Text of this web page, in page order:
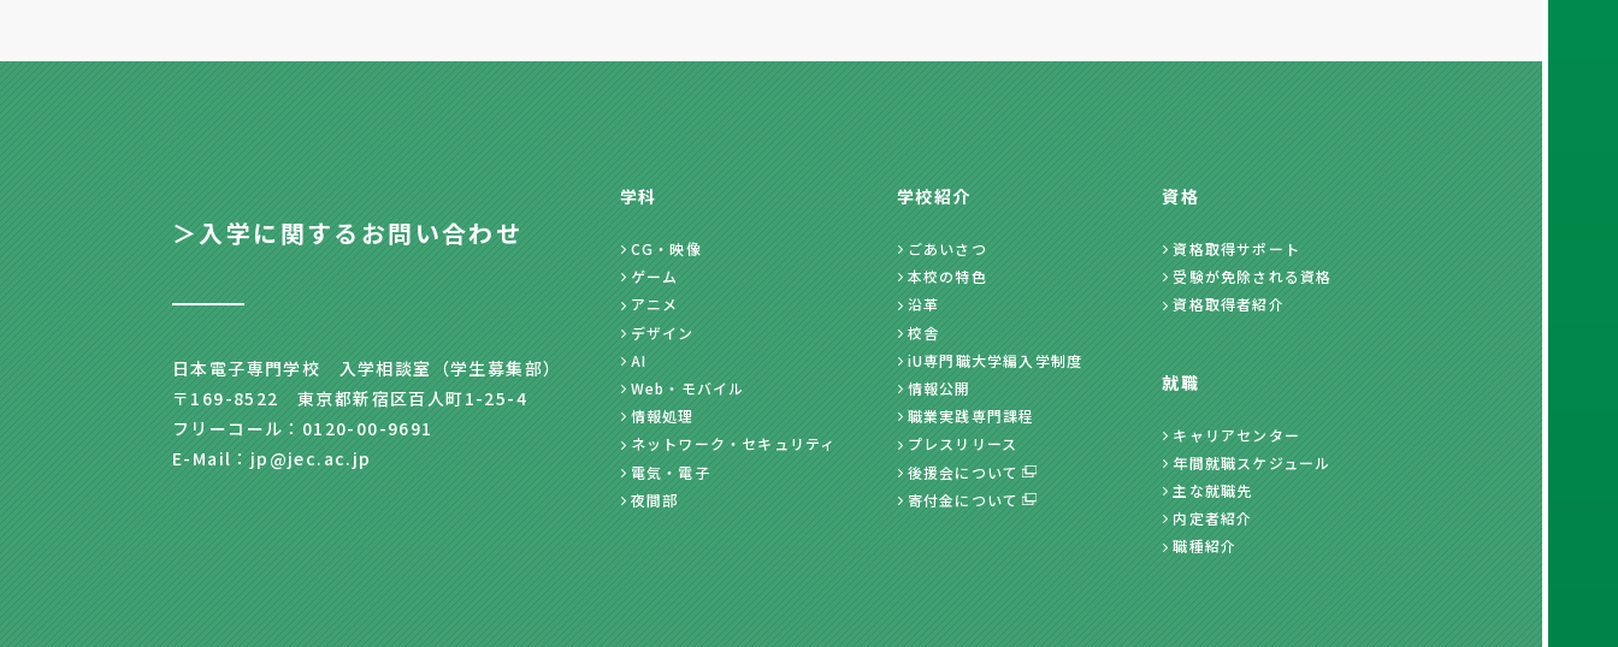
＞入学に関するお問い合わせ
日本電子専門学校 入学相談室（学生募集部）
〒169-8522 東京都新宿区百人町1-25-4
フリーコール：0120-00-9691
E-Mail：jp@jec.ac.jp
学科
CG・映像
ゲーム
アニメ
デザイン
AI
Web・モバイル
情報処理
ネットワーク・セキュリティ
電気・電子
夜間部
学校紹介
ごあいさつ
本校の特色
沿革
校舎
iU専門職大学編入学制度
情報公開
職業実践専門課程
プレスリリース
後援会について
寄付金について
資格
資格取得サポート
受験が免除される資格
資格取得者紹介
就職
キャリアセンター
年間就職スケジュール
主な就職先
内定者紹介
職種紹介